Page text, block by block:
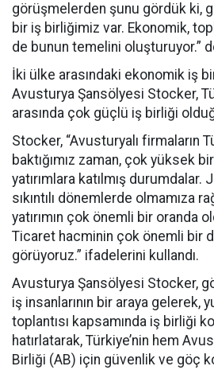
görüşmelerden şunu gördük ki,
bir iş birliğimiz var. Ekonomik,
de bunun temelini oluşturuyor.”
İki ülke arasındaki ekonomik iş
Avusturya Şansölyesi Stocker,
arasında çok güçlü iş birliği
Stocker, “Avusturyalı firmaların
baktığımız zaman, çok yüksek
yatırımlara katılmış
sıkıntılı dönemlerde olmamıza
yatırımın çok önemli bir oranda
Ticaret hacminin çok önemli bir
görüyoruz.” ifadelerini kullandı.
Avusturya Şansölyesi Stocker,
iş insanlarının bir araya gelerek,
toplantısı kapsamında iş birliği
hatırlatarak, Türkiye’nin hem
Birliği (AB) için güvenlik ve göç